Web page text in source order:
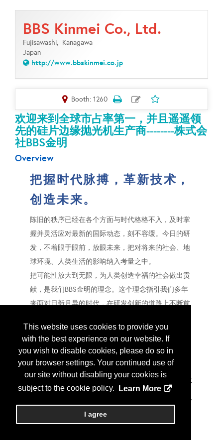
This website uses cookies to provide you
with the best experience on our website. If
you wish to disable cookies, please do so in
your browser settings. Your continued use of
our site without disabling your cookies is
subject to the cookie policy.
Learn More
I agree
BBS Kinmei Co., Ltd.
Fujisawashi, Kanagawa
Japan
http://www.bbskinmei.co.jp
Booth: 1260
欢迎来到全球市占率第一，并且遥遥领
先的硅片边缘抛光机生产商--------株式会
社BBS金明
Overview
把握时代脉搏，革新技术，
创造未来。
陈旧的秩序已经在各个方面与时代格格不入，及时掌
握并灵活应对最新的国际动态，刻不容缓。今日的研
发，不着眼于眼前，放眼未来，把对将来的社会、地
球环境、人类生活的影响纳入考量之中。
把可能性放大到无限，为人类创造幸福的社会做出贡
献，是我们BBS金明的理念。这个理念指引我们多年
来面对日新月异的时代，在研发创新的道路上不断前
基，为满足次时代的需求，站在客户的角度思考，提
供准确及时的解决方案，我们一直在努力。
BBS金明股份公司
董事长
川原 龙之介